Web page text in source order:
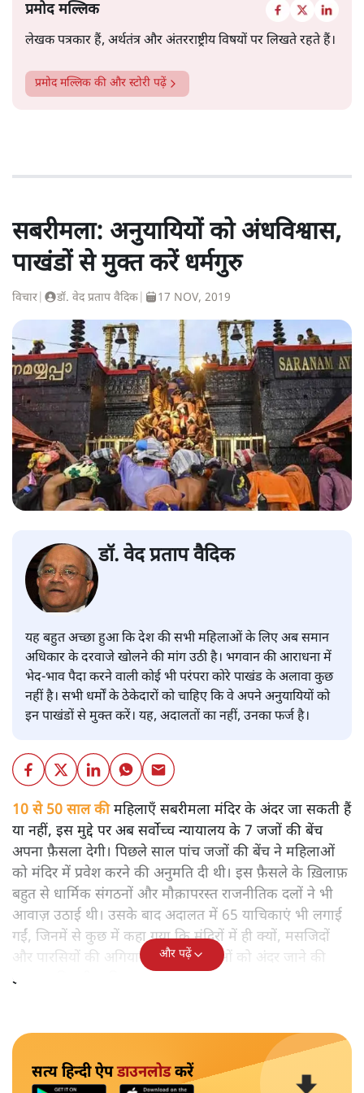
प्रमोद मल्लिक
लेखक पत्रकार हैं, अर्थतंत्र और अंतरराष्ट्रीय विषयों पर लिखते रहते हैं।
प्रमोद मल्लिक की और स्टोरी पढ़ें
सबरीमला: अनुयायियों को अंधविश्वास,
पाखंडों से मुक्त करें धर्मगुरु
विचार डॉ. वेद प्रताप वैदिक 17 NOV, 2019
डॉ. वेद प्रताप वैदिक
यह बहुत अच्छा हुआ कि देश की सभी महिलाओं के लिए अब समान
अधिकार के दरवाजे खोलने की मांग उठी है। भगवान की आराधना में
भेद-भाव पैदा करने वाली कोई भी परंपरा कोरे पाखंड के अलावा कुछ
नहीं है। सभी धर्मों के ठेकेदारों को चाहिए कि वे अपने अनुयायियों को
इन पाखंडों से मुक्त करें। यह, अदालतों का नहीं, उनका फर्ज है।
10 से 50 साल कीमहिलाएँ सबरीमला मंदिर के अंदर जा सकती हैं
या नहीं, इस मुद्दे पर अब सर्वोच्च न्यायालय के 7 जजों की बेंच
अपना फ़ैसला देगी। पिछले साल पांच जजों की बेंच ने महिलाओं
को मंदिर में प्रवेश करने की अनुमति दी थी। इस फ़ैसले के ख़िलाफ़
बहुत से धार्मिक संगठनों और मौक़ापरस्त राजनीतिक दलों ने भी
आवाज़ उठाई थी। उसके बाद अदालत में 65 याचिकाएं भी लगाई
गईं, जिनमें से कुछ में कहा गया कि मंदिरों में ही क्यों, मसजिदों
और पारसियों की अगियारी में भी महिलाओं को अंदर जाने की
इजाजत मिलनी चाहिए।
और पढ़ें
सत्य हिन्दी ऐपडाउनलोडकरें